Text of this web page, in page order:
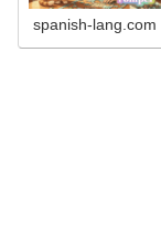
spanish-lang.com